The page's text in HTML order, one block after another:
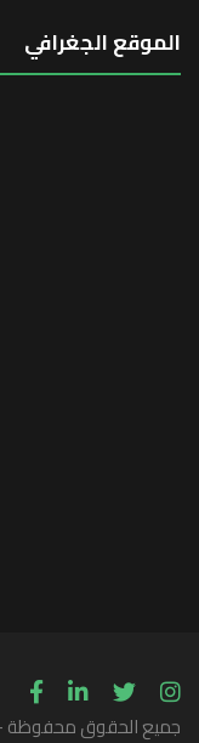
الموقع الجغرافي
جميع الحقوق محفوظة -